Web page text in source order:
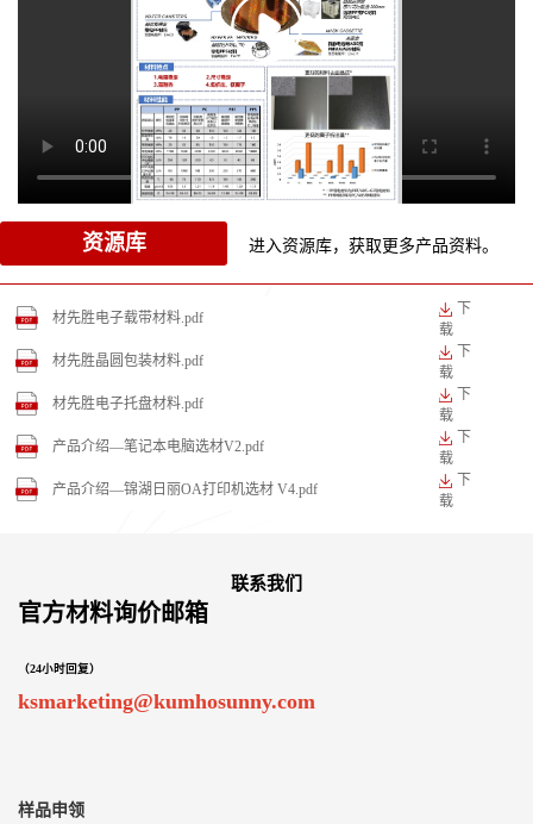
资源库 进入资源库，获取更多产品资料。
材先胜电子载带材料.pdf
下
载
材先胜晶圆包装材料.pdf
下
载
材先胜电子托盘材料.pdf
下
载
产品介绍—笔记本电脑选材V2.pdf
下
载
产品介绍—锦湖日丽OA打印机选材 V4.pdf
下
载
联系我们
官方材料询价邮箱
（24小时回复）
ksmarketing@kumhosunny.com
样品申领